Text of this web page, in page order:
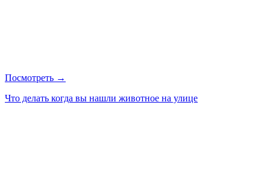
Посмотреть →
Что делать когда вы нашли животное на улице